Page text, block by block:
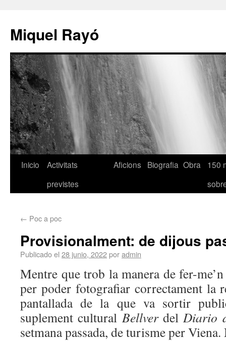
Miquel Rayó
Inicio
Activitats
previstes
Aficions Biografia Obra
150
← Poc a poc
Provisionalment: de dijous
Publicado el 28 junio, 2022poradmin
Mentre que trob la manera de fer-
per poder fotografiar correctament la
pantallada de la que va sortir
suplement cultural BellverdelDiario
setmana passada, de turisme per